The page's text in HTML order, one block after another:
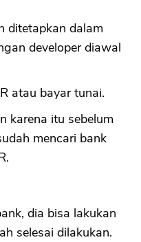
ditetapkan dalam
developer diawal
atau bayar tunai.
karena itu sebelum
mencari bank
dia bisa lakukan
selesai dilakukan.